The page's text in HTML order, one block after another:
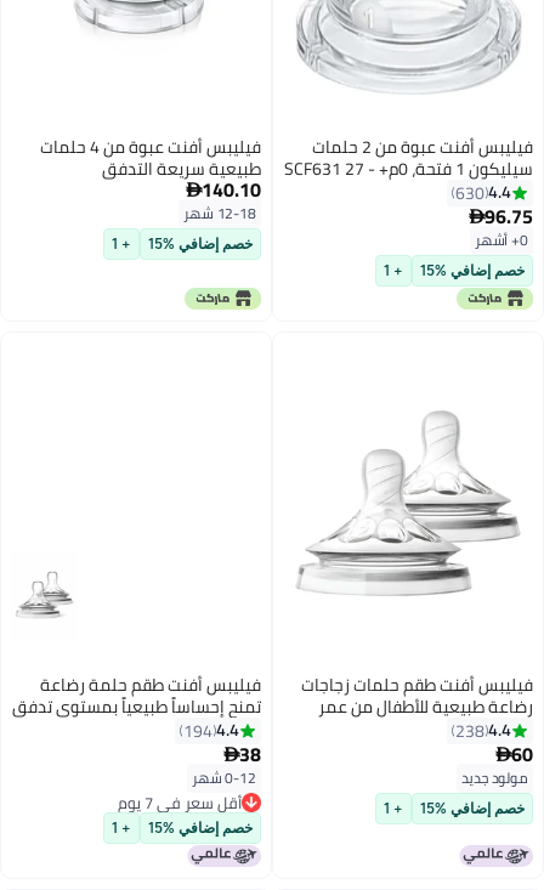
فيليبس أفنت عبوة من 2 حلمات
سيليكون 1 فتحة، 0م+ - SCF631 27
%15
+ 1
فيليبس أفنت عبوة من 4 حلمات
طبيعية سريعة التدفق

خصم إضافي %15 + 1
فيليبس أفنت طقم حلمات زجاجات
للأطفال من عمر
شهر فأكثر من قطعتين طراز SCF
%15
+ 1
فيليبس أفنت طقم حلمة رضاعة
تمنح إحساساً طبيعياً بمستوى تدفق
متغير من قطعتين
194
أقل سعر في 7 يوم
أقل سعر في 7 يوم
خصم إضافي %15 + 1